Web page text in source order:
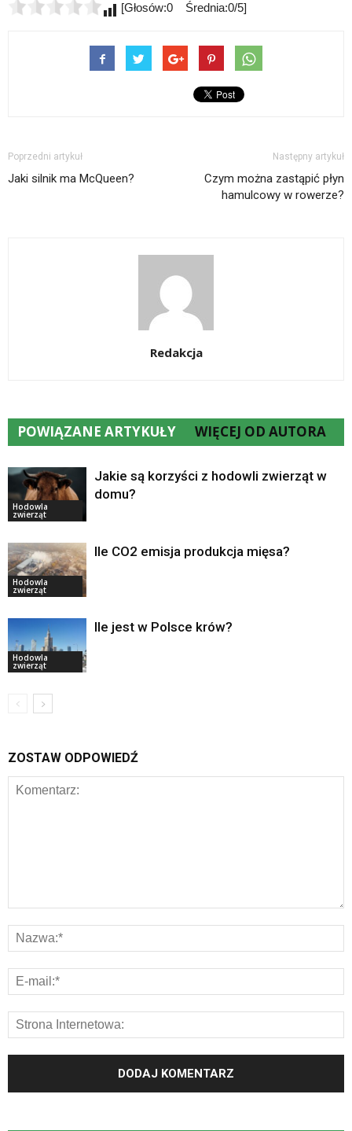
[Głosów:0 Średnia:0/5]
Poprzedni artykuł
Jaki silnik ma McQueen?
Następny artykuł
Czym można zastąpić płyn
hamulcowy w rowerze?
Redakcja
POWIĄZANE ARTYKUŁY WIĘCEJ OD AUTORA
Hodowla
zwierząt
Jakie są korzyści z hodowli zwierząt w
domu?
Hodowla
zwierząt
Ile CO2 emisja produkcja mięsa?
Hodowla
zwierząt
Ile jest w Polsce krów?
ZOSTAW ODPOWIEDŹ